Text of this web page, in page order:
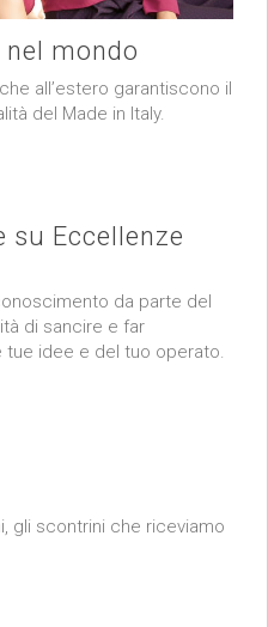
mondo
all’estero garantiscono il
del Made in Italy.
su Eccellenze
da parte del
di sancire e far
tue idee e del tuo operato.
gli scontrini che riceviamo